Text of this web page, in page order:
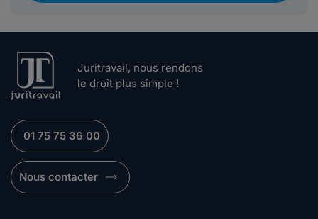
Juritravail, nous rendons
le droit plus simple !
01 75 75 36 00
Nous contacter